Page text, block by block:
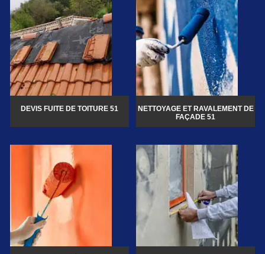
DEVIS FUITE DE TOITURE 51
NETTOYAGE ET RAVALEMENT DE
FAÇADE 51